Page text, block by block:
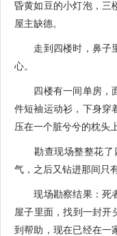
昏黄如豆的小灯泡，三
屋主缺德。
走到四楼时，鼻子里
心。
四楼有一间单房，面
件短袖运动衫，下身穿
压在一个脏兮兮的枕头
勘查现场整整花了四
气，之后又钻进那间只
现场勘察结果：死者
屋子里面，找到一封开
到帮助，现在已经在一